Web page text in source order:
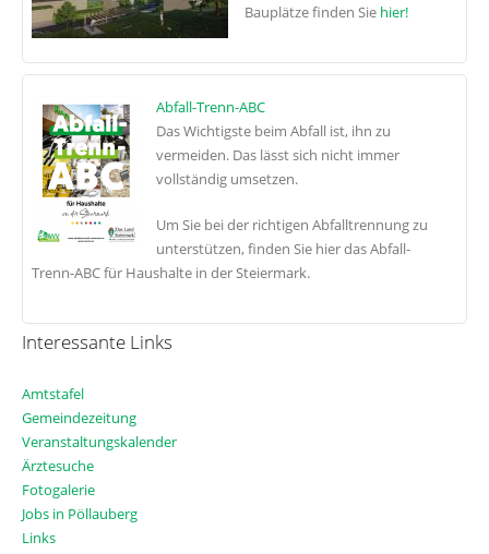
Bauplätze finden Sie hier!
Abfall-Trenn-ABC
Das Wichtigste beim Abfall ist, ihn zu
vermeiden. Das lässt sich nicht immer
vollständig umsetzen.
Um Sie bei der richtigen Abfalltrennung zu
unterstützen, finden Sie hier das Abfall-
Trenn-ABC für Haushalte in der Steiermark.
Interessante Links
Amtstafel
Gemeindezeitung
Veranstaltungskalender
Ärztesuche
Fotogalerie
Jobs in Pöllauberg
Links